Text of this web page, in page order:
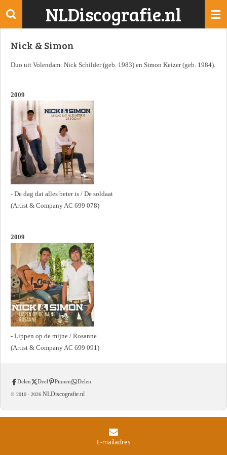
Ga
de
NLDiscografie.nl
Nick & Simon
Duo uit Volendam: Nick Schilder (geb. 1983) en Simon Keizer (geb. 1984).
2009
- De dag dat alles beter is / De soldaat
(Artist & Company AC 699 078)
2009
- Lippen op de mijne / Rosanne
(Artist & Company AC 699 091)
Delen Deel Pinnen Delen
© 2010 - 2026 NLDiscografie.nl
E-mailadres